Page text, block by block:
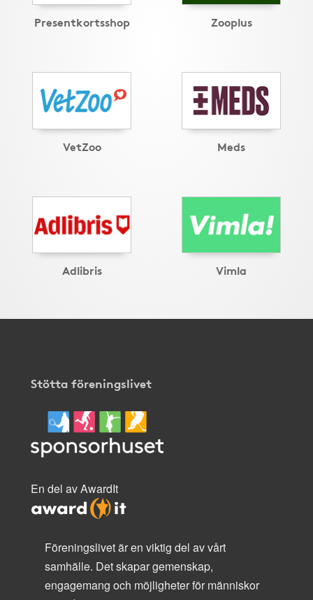
Presentkortsshop Zooplus
VetZoo Meds
Adlibris Vimla
Stötta föreningslivet
En del av AwardIt
Föreningslivet är en viktig del av vårt
samhälle. Det skapar gemenskap,
engagemang och möjligheter för människor